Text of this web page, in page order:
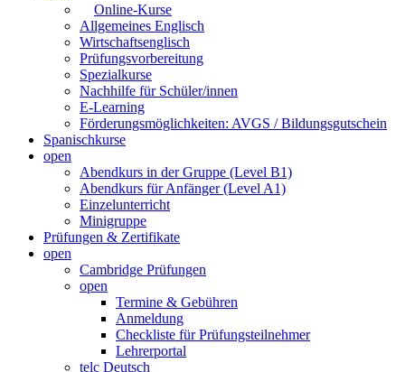
Online-Kurse
Allgemeines Englisch
Wirtschaftsenglisch
Prüfungsvorbereitung
Spezialkurse
Nachhilfe für Schüler/innen
E-Learning
Förderungsmöglichkeiten: AVGS / Bildungsgutschein
Spanischkurse
open
Abendkurs in der Gruppe (Level B1)
Abendkurs für Anfänger (Level A1)
Einzelunterricht
Minigruppe
Prüfungen & Zertifikate
open
Cambridge Prüfungen
open
Termine & Gebühren
Anmeldung
Checkliste für Prüfungsteilnehmer
Lehrerportal
telc Deutsch